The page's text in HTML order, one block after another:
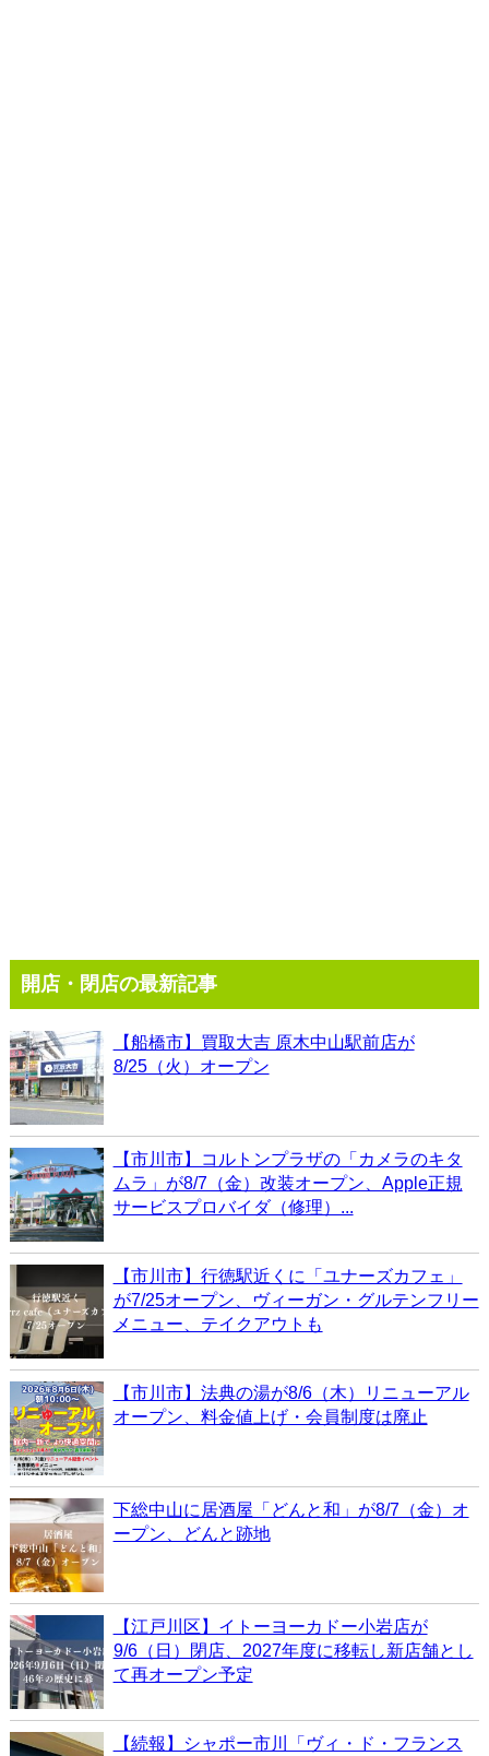
開店・閉店の最新記事
【船橋市】買取大吉 原木中山駅前店が
8/25（火）オープン
【市川市】コルトンプラザの「カメラのキタ
ムラ」が8/7（金）改装オープン、Apple正規
サービスプロバイダ（修理）...
【市川市】行徳駅近くに「ユナーズカフェ」
が7/25オープン、ヴィーガン・グルテンフリー
メニュー、テイクアウトも
【市川市】法典の湯が8/6（木）リニューアル
オープン、料金値上げ・会員制度は廃止
下総中山に居酒屋「どんと和」が8/7（金）オ
ープン、どんと跡地
【江戸川区】イトーヨーカドー小岩店が
9/6（日）閉店、2027年度に移転し新店舗とし
て再オープン予定
【続報】シャポー市川「ヴィ・ド・フランス